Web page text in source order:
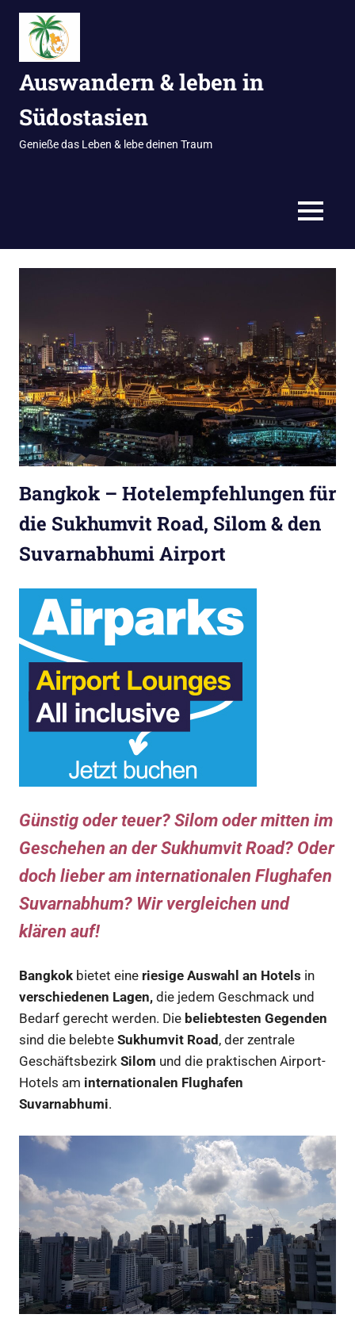
Zum
Inhalt
springen
Auswandern & leben in
Südostasien
Genieße das Leben & lebe deinen Traum
MENÜ
Bangkok – Hotelempfehlungen für
die Sukhumvit Road, Silom & den
Suvarnabhumi Airport
Günstig oder teuer? Silom oder mitten im
Geschehen an der Sukhumvit Road? Oder
doch lieber am internationalen Flughafen
Suvarnabhum? Wir vergleichen und
klären auf!
Bangkok bietet eine riesige Auswahl an Hotels in
verschiedenen Lagen, die jedem Geschmack und
Bedarf gerecht werden. Die beliebtesten Gegenden
sind die belebte Sukhumvit Road , der zentrale
Geschäftsbezirk Silom und die praktischen Airport-
Hotels am internationalen Flughafen
Suvarnabhumi.